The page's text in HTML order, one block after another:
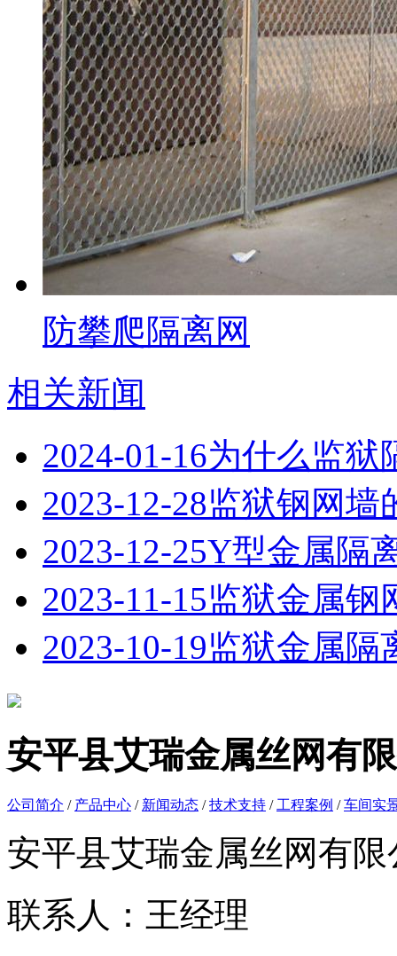
防攀爬隔离网
相关新闻
2024-01-16为什么监狱
2023-12-28监狱钢网墙
2023-12-25Y型金属隔
2023-11-15监狱金属钢
2023-10-19监狱金属隔
安平县艾瑞金属丝网有
公司简介 / 产品中心 / 新闻动态 /技术支持 / 工程案例 /车间实
安平县艾瑞金属丝网有限
联系人：王经理